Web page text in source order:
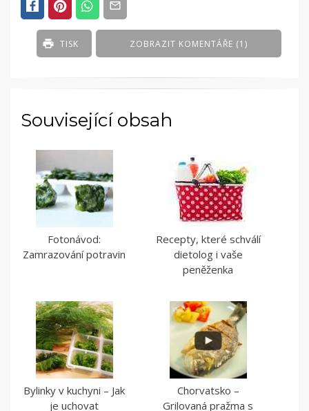
Z
PEČIVO
ZOBRAZIT KOMENTÁŘE (1)
TISK
Související obsah
Fotonávod:
Zamrazování potravin
Recepty, které schválí
dietolog i vaše
peněženka
Bylinky v kuchyni – Jak
je uchovat
Chorvatsko –
Grilovaná pražma s